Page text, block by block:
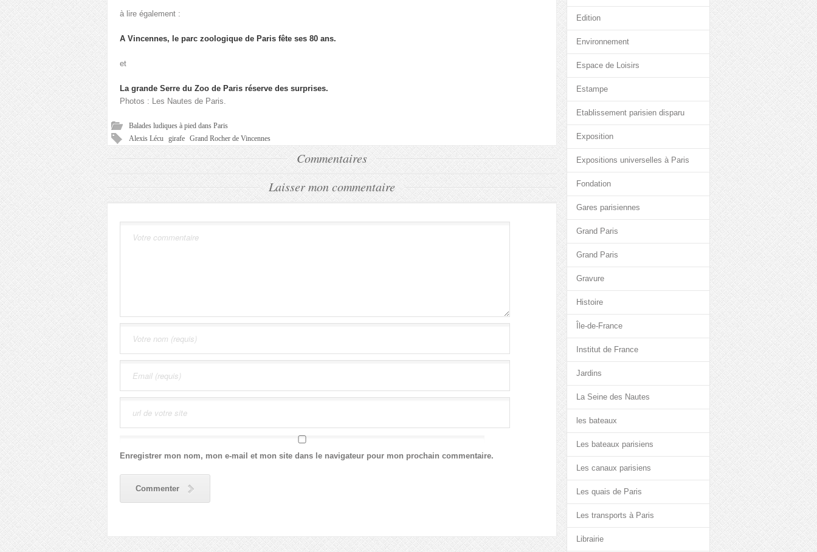
à lire également :
A Vincennes, le parc zoologique de Paris fête ses 80 ans.
et
La grande Serre du Zoo de Paris réserve des surprises.
Photos : Les Nautes de Paris.
Balades ludiques à pied dans Paris
Alexis Lécu
girafe Grand Rocher de Vincennes
Commentaires
Laisser mon commentaire
Enregistrer mon nom, mon e-mail et mon site dans le navigateur pour mon prochain commentaire.
Commenter
Edition
Environnement
Espace de Loisirs
Estampe
Etablissement parisien disparu
Exposition
Expositions universelles à Paris
Fondation
Gares parisiennes
Grand Paris
Grand Paris
Gravure
Histoire
Île-de-France
Institut de France
Jardins
La Seine des Nautes
les bateaux
Les bateaux parisiens
Les canaux parisiens
Les quais de Paris
Les transports à Paris
Librairie